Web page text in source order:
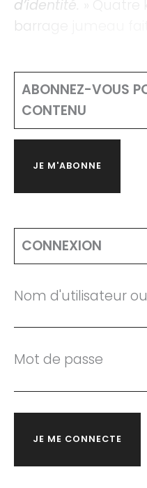
d’identité.
»
barrage jumeau
ABONNEZ-VOUS
CONTENU
JE M'ABONNE
CONNEXION
Nom d'utilisateur
Mot de passe